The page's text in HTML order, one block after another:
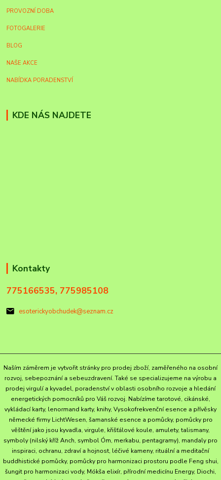
PROVOZNÍ DOBA
FOTOGALERIE
BLOG
NAŠE AKCE
NABÍDKA PORADENSTVÍ
KDE NÁS NAJDETE
Kontakty
775166535, 775985108
esoterickyobchudek@seznam.cz
Naším záměrem je vytvořit stránky pro prodej zboží, zaměřeného na osobní
rozvoj, sebepoznání a sebeuzdravení. Také se specializujeme na výrobu a
prodej virgulí a kyvadel, poradenství v oblasti osobního rozvoje a hledání
energetických pomocníků pro Váš rozvoj. Nabízíme tarotové, cikánské,
vykládací karty, lenormand karty, knihy, Vysokofrekvenční esence a přívěsky
německé firmy LichtWesen, šamanské esence a pomůcky, pomůcky pro
věštění jako jsou kyvadla, virgule, křišťálové koule, amulety, talismany,
symboly (nilský kříž Anch, symbol Óm, merkabu, pentagramy), mandaly pro
inspiraci, ochranu, zdraví a hojnost, léčivé kameny, rituální a meditační
buddhistické pomůcky, pomůcky pro harmonizaci prostoru podle Feng shui,
šungit pro harmonizaci vody, Mókša elixír, přírodní medicínu Energy, Diochi,